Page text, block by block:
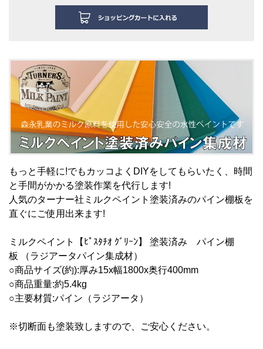
もっと手軽に!でもカッコよくDIYをしてもらいたく、時間
と手間がかかる塗装作業を代行します!
人気のターナー社ミルクペイント塗装済みのパイン棚板を
直ぐにご使用出来ます!
ミルクペイント【ﾋﾟｽﾀﾁｵ ｸﾞﾘｰﾝ】 塗装済み パイン棚
板
（ラジアータパイン集成材）
○商品サイズ(約):厚み15x幅1800x奥行400mm
○商品重量:約5.4kg
○主要材質:パイン （ラジアータ）
※切断面も塗装致しますので、ご安心ください。